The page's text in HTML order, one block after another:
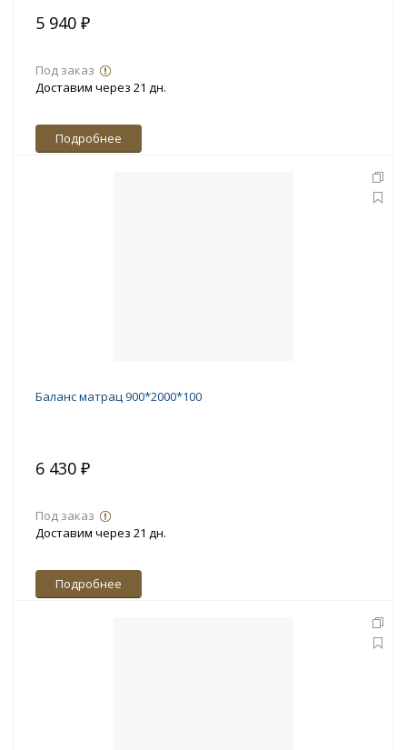
5 940 ₽
Под заказ
Доставим через 21 дн.
Подробнее
Баланс матрац 900*2000*100
6 430 ₽
Под заказ
Доставим через 21 дн.
Подробнее